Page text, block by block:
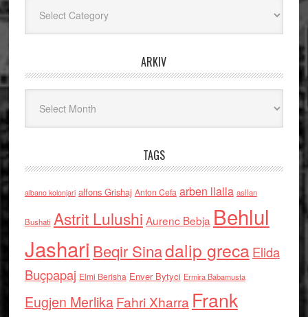
ARKIV
TAGS
albano kolonjari alfons Grishaj Anton Cefa arben llalla asllan
Bushati Astrit Lulushi Aurenc Bebja Behlul
Jashari Beqir Sinadalip grecaElida
Buçpapaj Elmi Berisha Enver Bytyci Ermira Babamusta
Eugjen MerlikaFahri Xharra Frank